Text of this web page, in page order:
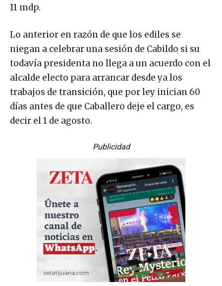
11 mdp.
Lo anterior en razón de que los ediles se
niegan a celebrar una sesión de Cabildo si su
todavía presidenta no llega a un acuerdo con el
alcalde electo para arrancar desde ya los
trabajos de transición, que por ley inician 60
días antes de que Caballero deje el cargo, es
decir el 1 de agosto.
Publicidad